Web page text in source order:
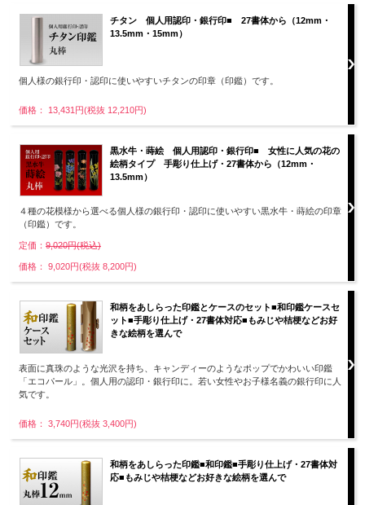
チタン 個人用認印・銀行印■ 27書体から（12mm・
13.5mm・15mm）
個人様の銀行印・認印に使いやすいチタンの印章（印鑑）です。
価格： 13,431円(税抜 12,210円)
黒水牛・蒔絵 個人用認印・銀行印■ 女性に人気の花の
絵柄タイプ 手彫り仕上げ・27書体から（12mm・
13.5mm）
４種の花模様から選べる個人様の銀行印・認印に使いやすい黒水牛・蒔絵の印章
（印鑑）です。
定価： 9,020円(税込)
価格： 9,020円(税抜 8,200円)
和柄をあしらった印鑑とケースのセット■和印鑑ケースセ
ット■手彫り仕上げ・27書体対応■もみじや桔梗などお好
きな絵柄を選んで
表面に真珠のような光沢を持ち、キャンディーのようなポップでかわいい印鑑
「エコパール」。個人用の認印・銀行印に。若い女性やお子様名義の銀行印に人
気です。
価格： 3,740円(税抜 3,400円)
和柄をあしらった印鑑■和印鑑■手彫り仕上げ・27書体対
応■もみじや桔梗などお好きな絵柄を選んで